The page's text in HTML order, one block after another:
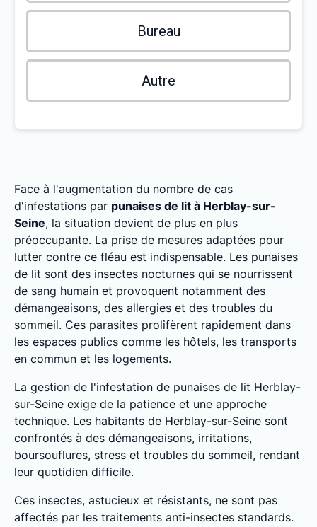
Bureau
Autre
Face à l'augmentation du nombre de cas
d'infestations par punaises de lit à Herblay-sur-
Seine, la situation devient de plus en plus
préoccupante. La prise de mesures adaptées pour
lutter contre ce fléau est indispensable. Les punaises
de lit sont des insectes nocturnes qui se nourrissent
de sang humain et provoquent notamment des
démangeaisons, des allergies et des troubles du
sommeil. Ces parasites prolifèrent rapidement dans
les espaces publics comme les hôtels, les transports
en commun et les logements.
La gestion de l'infestation de punaises de lit Herblay-
sur-Seine exige de la patience et une approche
technique. Les habitants de Herblay-sur-Seine sont
confrontés à des démangeaisons, irritations,
boursouflures, stress et troubles du sommeil, rendant
leur quotidien difficile.
Ces insectes, astucieux et résistants, ne sont pas
affectés par les traitements anti-insectes standards.